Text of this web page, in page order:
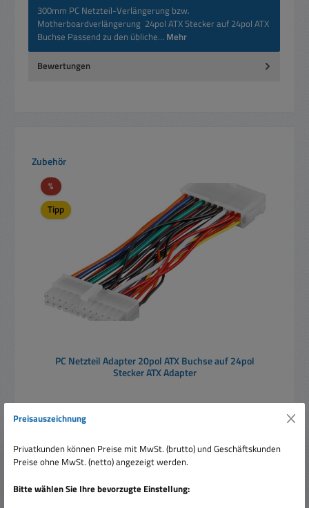
300mm PC Netzteil-Verlängerung bzw.
Motherboardverlängerung 24pol ATX Stecker auf 24pol ATX
Buchse Passend zu den übliche… Mehr
Bewertungen
Produktgalerie überspringen
Zubehör
%Rabatt
Tipp
PC Netzteil Adapter 20pol ATX Buchse auf 24pol
Stecker ATX Adapter
Verkaufspreis:
11,95 € 18,80 € (36.44% gespart)
Preise inkl. MwSt. zzgl. Versandkosten
Preisauszeichnung
Privatkunden können Preise mit MwSt. (brutto) und Geschäftskunden
Preise ohne MwSt. (netto) angezeigt werden.
Bitte wählen Sie Ihre bevorzugte Einstellung: